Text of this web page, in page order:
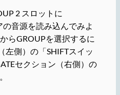
2 スロットに
の音源を読み込んでみよ
らGROUPを選択するに
左側）の「SHIFTスイッ
セクション（右側）の